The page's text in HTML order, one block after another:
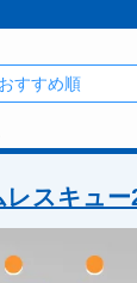
レスキュー